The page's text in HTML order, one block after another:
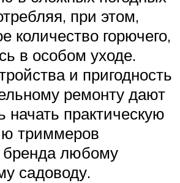
при этом,
количество горючего,
в особом уходе.
и пригодность
ремонту дают
начать практическую
триммеров
бренда любому
садоводу.